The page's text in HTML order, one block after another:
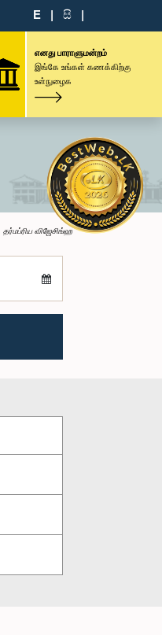
E | සි |
எனது பாராளுமன்றம்
இங்கே உங்கள் கணக்கிற்கு
உள்நுழைக
தர்மப்ரிய விஜேசிங்ஹ